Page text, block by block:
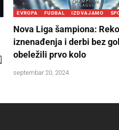
EVROPA FUDBAL IZDVAJAMO
Nova Liga šampiona:
iznenađenja i derbi bez
obeležili prvo kolo
septembar 20, 2024